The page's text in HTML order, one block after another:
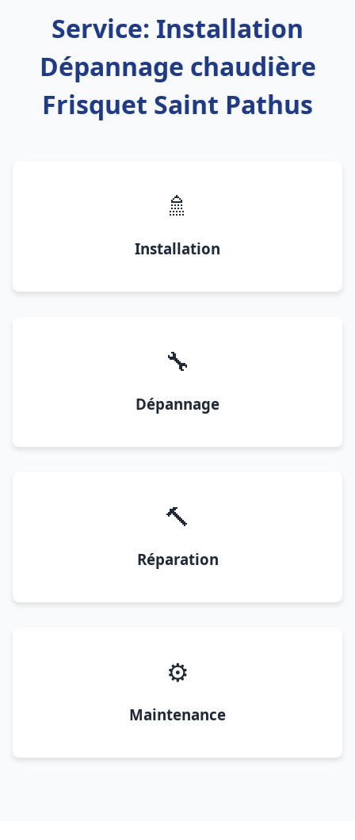
Service: Installation
Dépannage chaudière
Frisquet Saint Pathus
🚿
Installation
🔧
Dépannage
🔨
Réparation
⚙️
Maintenance